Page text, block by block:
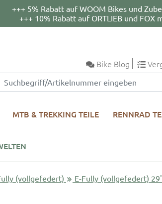
+++ 5% Rabatt auf WOOM Bikes und
+++ 10% Rabatt auf ORTLIEB und FOX
Bike Blog
MTB & TREKKING TEILE RENNRAD
(vollgefedert) E-Fully (vollgefedert)